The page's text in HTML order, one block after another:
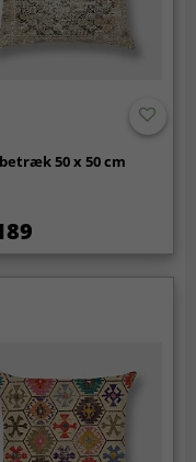
50 x 50 cm